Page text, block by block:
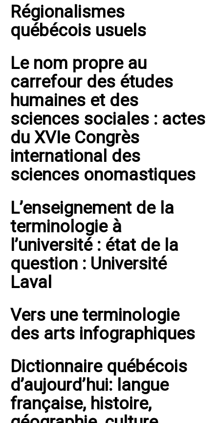
Régionalismes
québécois usuels
Le nom propre au
carrefour des études
humaines et des
sciences sociales : actes
du XVIe Congrès
international des
sciences onomastiques
L’enseignement de la
terminologie à
l’université : état de la
question : Université
Laval
Vers une terminologie
des arts infographiques
Dictionnaire québécois
d’aujourd’hui: langue
française, histoire,